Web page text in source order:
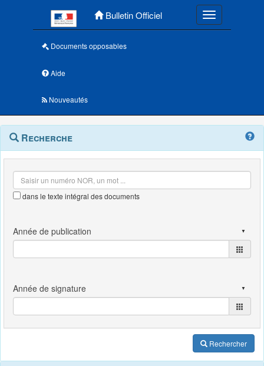
Bulletin Officiel Toggle
Documents opposables
Aide
Nouveautés
Navigation
outils
Menu
contextuel
Recherche
dans le texte intégral des documents
Rechercher